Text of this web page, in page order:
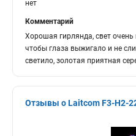
нет
Комментарий
Хорошая гирлянда, свет
чтобы глаза выжигало и не
светило, золотая приятная
Отзывы о Laitcom F3-H2-